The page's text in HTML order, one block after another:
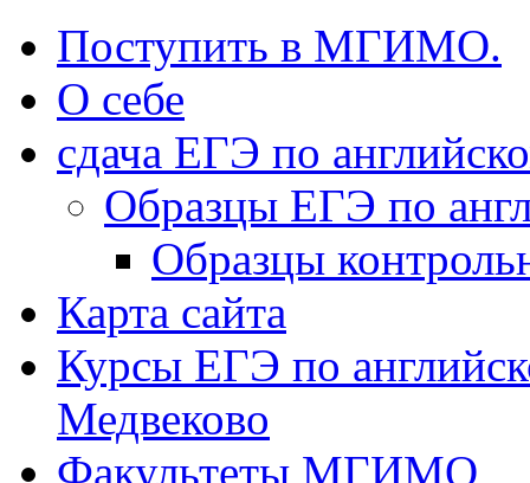
Поступить в МГИМО.
О себе
сдача ЕГЭ по
Образцы ЕГЭ по
Образцы
Карта сайта
Курсы ЕГЭ по
Медвеково
Факультеты МГИМО